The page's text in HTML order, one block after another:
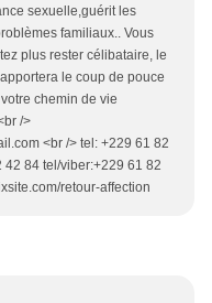
sexuelle,guérit les
familiaux.. Vous
plus rester célibataire, le
le coup de pouce
chemin de vie
/>
<br /> tel: +229 61 82
42 84 tel/viber:+229 61 82
retour-affection